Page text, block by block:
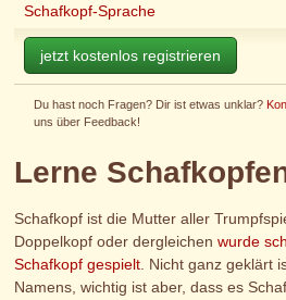
Schafkopf-Sprache
jetzt kostenlos registrieren
Du hast noch Fragen? Dir ist etwas unklar?
uns über Feedback!
Lerne
Schafkopf ist die Mutter aller
Doppelkopf oder dergleichenwurde
Schafkopf gespielt . Nicht ganz geklärt
Namens, wichtig ist aber, dass es